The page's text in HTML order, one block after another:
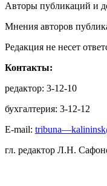
Авторы публикаций и
Мнения авторов
Редакция не несет
Контакты:
редактор: 3-12-10
бухгалтерия: 3-12-12
E-mail:
гл. редактор Л.Н.